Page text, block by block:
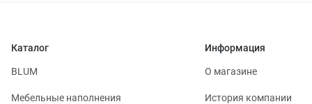
Каталог
BLUM
Мебельные наполнения
Информация
О магазине
История компании